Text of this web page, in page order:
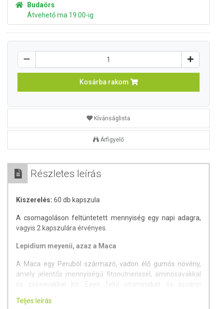
Budaörs
Átvehető ma 19:00-ig
Kosárba rakom
Kívánságlista
Árfigyelő
Részletes leírás
Kiszerelés: 60 db kapszula
A csomagoláson feltüntetett mennyiség egy napi adagra,
vagyis 2 kapszulára érvényes.
Lepidium meyenii, azaz a Maca
A Maca egy Peruból származó, vadon élő gumós növény,
amely jelentős mennyiségű fitonutrienssel, aminosavakkal
és zsírsavakkal bír. Ezen felül vitaminokat és ásványi
tartja számon, de a ginzenghez hasonló élettani
Teljes leírás